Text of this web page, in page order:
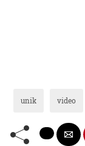
unik video